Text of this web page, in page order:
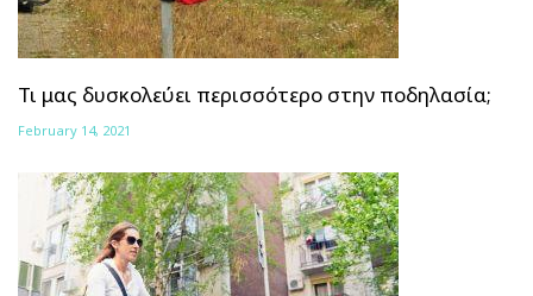
Τι μας δυσκολεύει περισσότερο στην ποδηλασία;
February 14, 2021